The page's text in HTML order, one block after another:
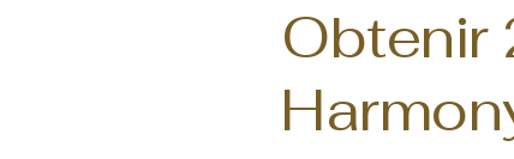
Obtenir